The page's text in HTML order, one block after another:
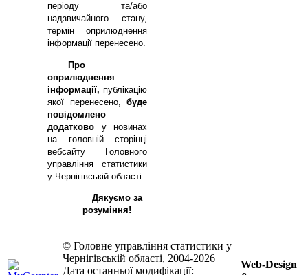
періоду та/або
надзвичайного стану,
термін оприлюднення
інформації перенесено.
Про
оприлюднення
інформації,публікацію
якої перенесено,
буде
повідомлено
додатково у новинах
на головній сторінці
вебсайту Головного
управління статистики
у Чернігівській області
Дякуємо за
розуміння!
© Головне управління статистики у
Чернігівській області, 2004-2026
Дата останньої модифікації:
Web-Design